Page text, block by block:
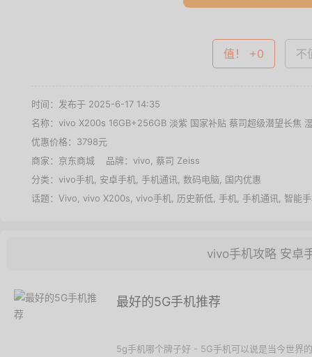
值！ +0 不
时间：发布于 2025-6-17 14:35
名称： vivo X200s 16GB+256GB 淡紫 国家补贴 蔡司超级潜望长焦
优惠价格： 3798元
商家： 京东商城 品牌： vivo
蔡司 Zeiss
分类： vivo手机 安卓手机 手机通讯 数码电脑
国内优惠
话题： Vivo vivo X200s vivo手机 历史新低 手机 手机通讯 智能
vivo手机攻略 安卓
最好的5G手机推荐
5g手机哪个牌子好 - 5G手机可以说是当今世界